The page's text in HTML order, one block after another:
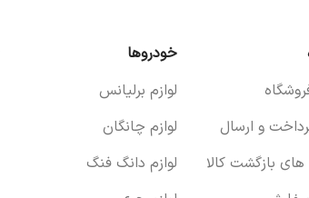
و ارسال
بازگشت کالا
خودروها
لوازم برلیانس
لوازم چانگان
لوازم دانگ فنگ